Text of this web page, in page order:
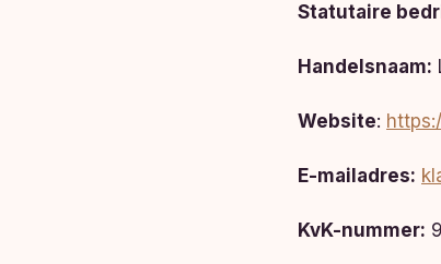
Statutaire
Handelsnaam:
Website:
E-mailadres:
KvK-nummer: